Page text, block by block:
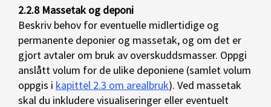
2.2.8 Massetak og deponi
Beskriv behov for eventuelle midlertidige og
permanente deponier og massetak, og om det er
gjort avtaler om bruk av overskuddsmasser. Oppgi
anslått volum for de ulike deponiene (samlet volum
oppgis i kapittel 2.3 om arealbruk). Ved massetak
skal du inkludere visualiseringer eller eventuelt